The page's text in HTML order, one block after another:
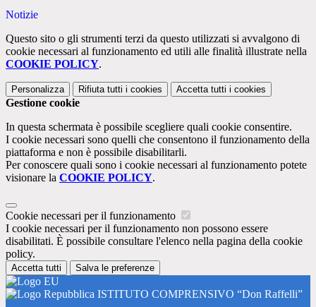
Notizie
Questo sito o gli strumenti terzi da questo utilizzati si avvalgono di
cookie necessari al funzionamento ed utili alle finalità illustrate nella
COOKIE POLICY.
Personalizza Rifiuta tutti i cookies Accetta tutti i cookies
Gestione cookie
In questa schermata è possibile scegliere quali cookie consentire.
I cookie necessari sono quelli che consentono il funzionamento della
piattaforma e non è possibile disabilitarli.
Per conoscere quali sono i cookie necessari al funzionamento potete
visionare la COOKIE POLICY.
Cookie necessari per il funzionamento
I cookie necessari per il funzionamento non possono essere
disabilitati. È possibile consultare l'elenco nella pagina della cookie
policy.
Accetta tutti Salva le preferenze
ISTITUTO COMPRENSIVO “Don Raffelli”